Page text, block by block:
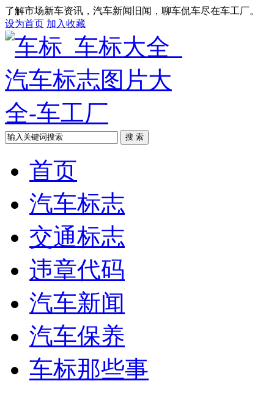
了解市场新车资讯，汽车新闻旧闻，聊车侃车尽在车工厂。
设为首页 加入收藏
搜 索
首页
汽车标志
交通标志
违章代码
汽车新闻
汽车保养
车标那些事